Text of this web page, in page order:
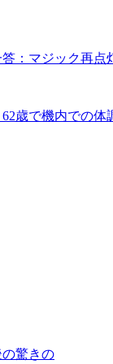
：マジック再点
歳で機内での体
の驚きの